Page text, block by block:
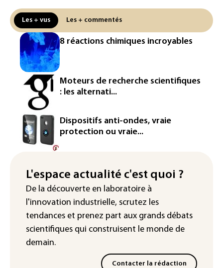
Ceuta
L'Europe se prépare à une baisse de la
production d'électricité lors de l'éclipse
solaire
La métropole de Rouen porte plainte
contre BASF pour pollution aux PFAS
Canicule: à l'arrêt depuis fin juillet, la
centrale de Golfech reconnectée au
réseau
Véhicules de livraison autonomes: la
homologation
Iris³: Eutelsat investira 3,4 milliards
d'euros dans la future constellation
européenne
Les + vus Les + commentés
8 réactions chimiques incroyables
Moteurs de recherche scientifiques
: les alternati...
Dispositifs anti-ondes, vraie
protection ou vraie...
L'espace actualité c'est quoi ?
De la découverte en laboratoire à
l'innovation industrielle, scrutez les
tendances et prenez part aux grands débats
scientifiques qui construisent le monde de
demain.
Contacter la rédaction